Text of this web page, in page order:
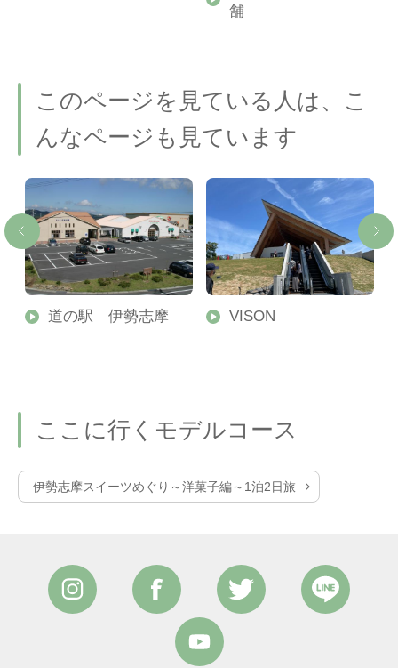
舗
このページを見ている人は、こ
んなページも見ています
道の駅 伊勢志摩 VISON
ここに行くモデルコース
伊勢志摩スイーツめぐり～洋菓子編～1泊2日旅